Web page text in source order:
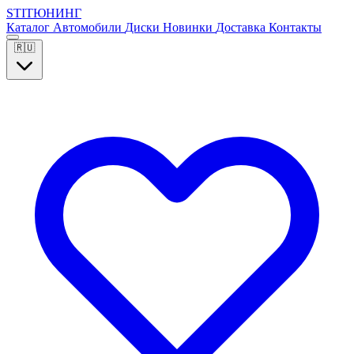
STIТЮНИНГ
Каталог Автомобили Диски Новинки Доставка Контакты
🇷🇺